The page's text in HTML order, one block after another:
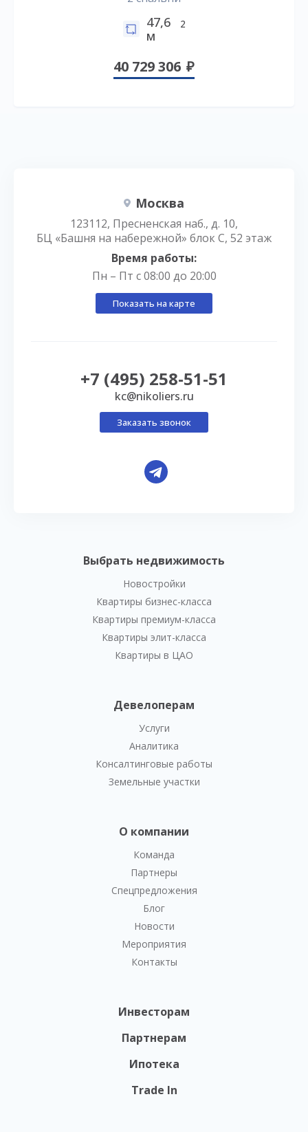
47,6
м
2
40 729 306
Выбрать недвижимость
Новостройки
Квартиры бизнес-класса
Квартиры премиум-класса
Квартиры элит-класса
Квартиры в ЦАО
Девелоперам
Услуги
Аналитика
Консалтинговые работы
Земельные участки
О компании
Команда
Партнеры
Спецпредложения
Блог
Новости
Мероприятия
Контакты
Инвесторам
Партнерам
Ипотека
Trade In
Москва
123112, Пресненская наб., д. 10,
БЦ «Башня на набережной» блок С, 52 этаж
Время работы:
Пн – Пт с 08:00 до 20:00
Показать на карте
+7 (495) 258-51-51
kc@nikoliers.ru
Заказать звонок